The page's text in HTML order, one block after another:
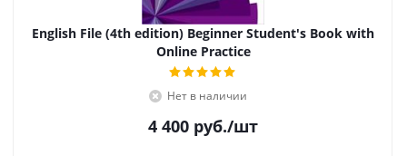
English File (4th edition) Beginner Student's Book with
Online Practice
Нет в наличии
4 400 руб./шт